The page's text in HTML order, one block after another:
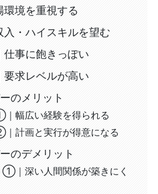
境を重視する
・ハイスキルを望む
事に飽きっぽい
求レベルが高い
のメリット
幅広い経験を得られる
計画と実行が得意になる
のデメリット
①｜深い人間関係が築きにく